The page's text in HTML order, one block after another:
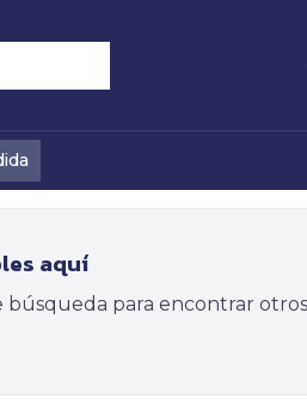
aquí
búsqueda para encontrar